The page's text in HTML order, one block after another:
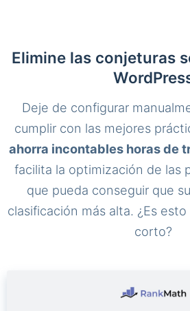
Elimine las conjeturas
Deje de configurar
cumplir con las mejores
ahorra incontables horas de
facilita la optimización de las
que pueda conseguir que
clasificación más alta. ¿Es
corto?